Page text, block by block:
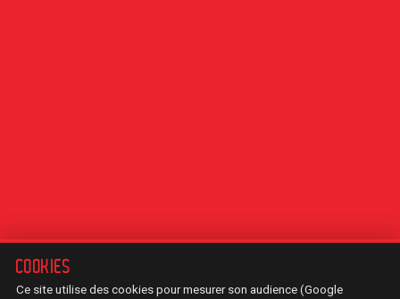
COOKIES
Ce site utilise des cookies pour mesurer son audience (Google